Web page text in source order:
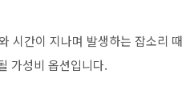
시간이 지나며 발생하는 잡소리 때
가성비 옵션입니다.